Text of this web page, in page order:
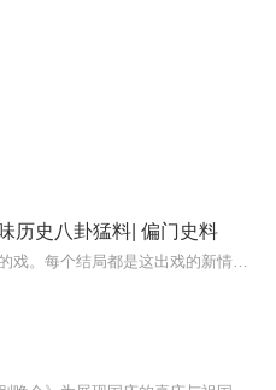
历史八卦猛料| 偏门史料